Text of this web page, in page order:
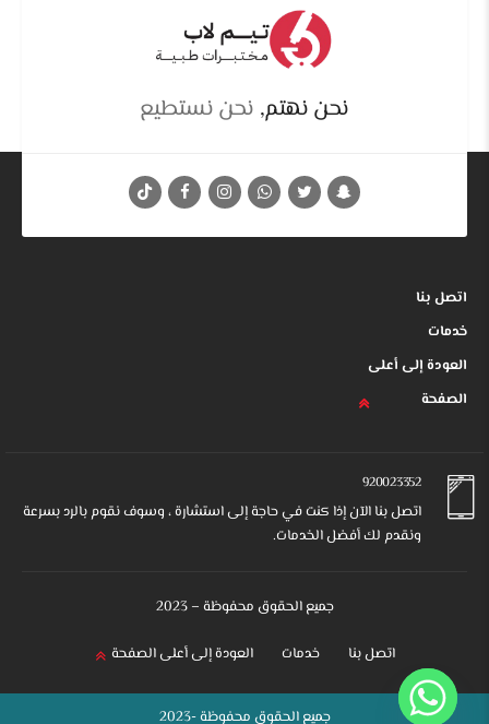
نحن نهتم, نحن نستطيع
اتصل بنا
خدمات
العودة إلى أعلى
الصفحة
920023352
اتصل بنا الآن إذا كنت في حاجة إلى استشارة ، وسوف نقوم بالرد بسرعة
ونقدم لك أفضل الخدمات.
جميع الحقوق محفوظة – 2023
اتصل بنا خدمات العودة إلى أعلى الصفحة
جميع الحقوق محفوظة -2023